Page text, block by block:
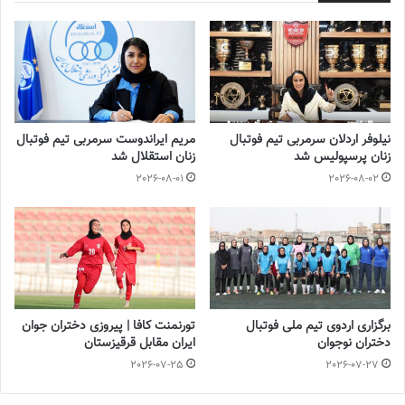
آمادگی نسبی خوبی دارم اما با توجه به شرایطی که وجود دارد برای
رسیدن به آمادگی صد درصد نیاز است به تیم جدیدم ملحق شوم و
تمرینات تیمی را شروع کنم.
دباغی در خصوص جدایی ازسپاهاناظهار کرد: یک قهرمانی با تیم
محبوبم به باشگاه، خودم و مردم اصفهان بدهکار هستم، همه عناوین
فردی را با سپاهان به دست آوردم و خوشحالم که بخشی از خاطرات
وی تصریح کرد: از سپاهان خداحافظی نکرده و نمی‌کنم زیرا سپاهان خانه
من است و شاید خیلی زود و شاید دیرتر به این تیم بازگردم و راهم را
ادامه دهم تا با قهرمانی با سپاهان این مسیر را به پایان برسانم، در همه
این سال‌ها هواداران و عوامل باشگاه لطف زیادی به من داشتند و فکر
می‌کنم طی شش فصل حضورم در سپاهان با عملکرد خوبی که داشتم،
جواب زحمات ارزشمند آن‌ها را دادم.
نیلوفر اردلان سرمربی تیم فوتبال
زنان پرسپولیس شد
2026-08-02
مریم ایراندوست سرمربی تیم فوتبال
زنان استقلال شد
2026-08-01
برگزاری اردوی تیم ملی فوتبال
دختران نوجوان
2026-07-27
تورنمنت کافا | پیروزی دختران جوان
ایران مقابل قرقیزستان
2026-07-25